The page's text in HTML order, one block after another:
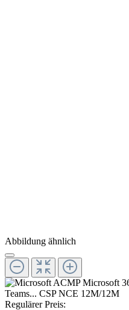
Abbildung ähnlich
Regulärer Preis: